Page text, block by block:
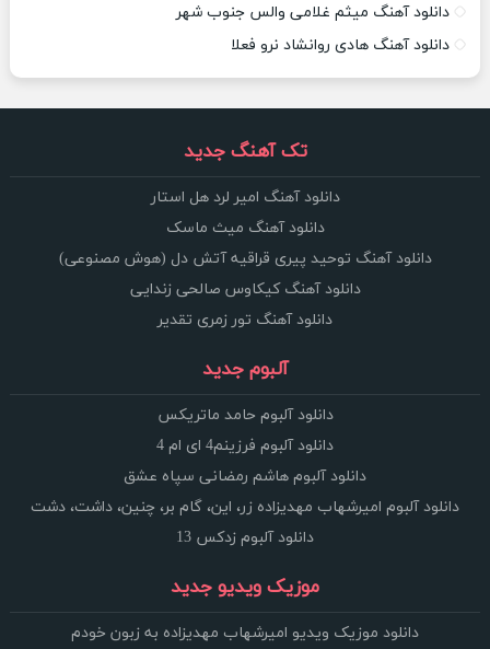
دانلود آهنگ میثم غلامی والس جنوب شهر
دانلود آهنگ هادی روانشاد نرو فعلا
تک آهنگ جدید
دانلود آهنگ امیر لرد هل استار
دانلود آهنگ میث ماسک
دانلود آهنگ توحید پیری قراقیه آتش دل (هوش مصنوعی)
دانلود آهنگ کیکاوس صالحی زندایی
دانلود آهنگ تور زمری تقدیر
آلبوم جدید
دانلود آلبوم حامد ماتریکس
دانلود آلبوم فرزینم4 ای ام 4
دانلود آلبوم هاشم رمضانی سپاه عشق
دانلود آلبوم امیرشهاب مهدیزاده زر، این، گام بر، چنین، داشت، دشت
دانلود آلبوم زدکس 13
موزیک ویدیو جدید
دانلود موزیک ویدیو امیرشهاب مهدیزاده به زبون خودم